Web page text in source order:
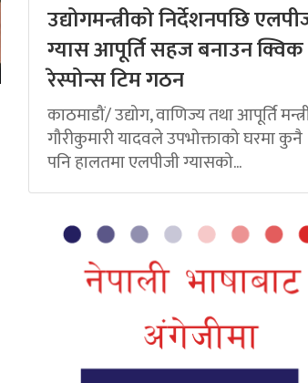
उद्योगमन्त्रीको निर्देशनपछि
ग्यास आपूर्ति सहज बनाउन क्विक
रेस्पोन्स टिम गठन
काठमाडौं/ उद्योग, वाणिज्य तथा आपूर्ति
गौरीकुमारी यादवले उपभोक्ताको घरमा कुनै
पनि हालतमा एलपीजी ग्यासको...